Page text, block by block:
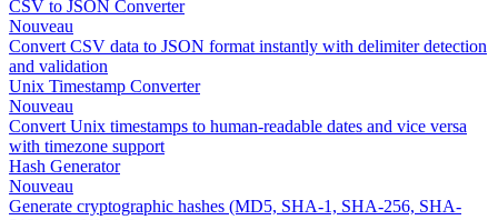
CSV to JSON Converter
Nouveau
Convert CSV data to JSON format instantly with delimiter detection
and validation
Unix Timestamp Converter
Nouveau
Convert Unix timestamps to human-readable dates and vice versa
with timezone support
Hash Generator
Nouveau
Generate cryptographic hashes (MD5, SHA-1, SHA-256, SHA-